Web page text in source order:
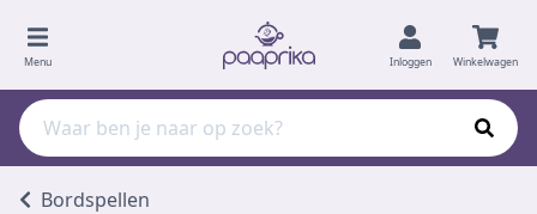
Menu Inloggen Winkelwagen
Bordspellen